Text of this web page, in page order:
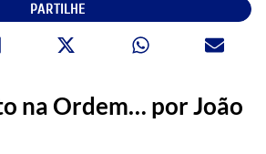
PARTILHE
na Ordem… por João